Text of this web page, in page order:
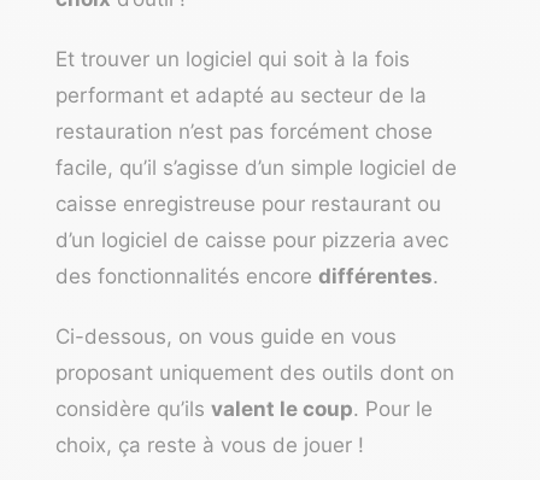
Et trouver un logiciel qui soit à la fois
performant et adapté au secteur de la
restauration n’est pas forcément chose
facile, qu’il s’agisse d’un simple logiciel de
caisse enregistreuse pour restaurant ou
d’un logiciel de caisse pour pizzeria avec
des fonctionnalités encore différentes.
Ci-dessous, on vous guide en vous
proposant uniquement des outils dont on
considère qu’ils valent le coup. Pour le
choix, ça reste à vous de jouer !